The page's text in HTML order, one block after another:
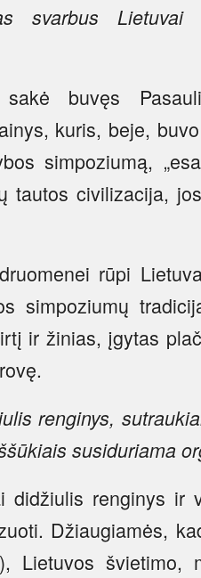
svarbus Lietuvai
buvęs
kuris, beje,
simpoziumą,
tautos civilizacija,
rūpi
simpoziumų
ir žinias, įgytas
renginys,
susiduriama
renginys ir
Džiaugiamės,
Lietuvos švietimo,